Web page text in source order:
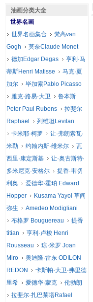
油画分类大全
世界名画
世界名画集合
梵高van
Gogh
莫奈Claude Monet
德加Edgar Degas
亨利·马
蒂斯Henri Matisse
马克·夏
加尔
毕加索Pablo Picasso
雅克·路易·大卫
鲁本斯
Peter Paul Rubens
拉斐尔
Raphael
列维坦Levitan
卡米耶·柯罗
让·弗朗索瓦·
米勒
约翰内斯·维米尔
瓦
西里·康定斯基
让·奥古斯特·
多米尼克·安格尔
提香·韦切
利奥
爱德华·霍珀 Edward
Hopper
Kusama Yayoi 草间
弥生
Amedeo Modigliani
布格罗 Bouguereau
提香
titian
亨利·卢梭 Henri
Rousseau
琼·米罗 Joan
Miro
奥迪隆·雷东 ODILON
REDON
卡斯帕·大卫·弗里德
里希
爱德华·蒙克
伦勃朗
拉斐尔·扎巴莱塔Rafael